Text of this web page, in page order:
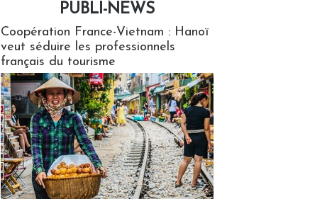
PUBLI-NEWS
Coopération France-Vietnam : Hanoï
veut séduire les professionnels
français du tourisme